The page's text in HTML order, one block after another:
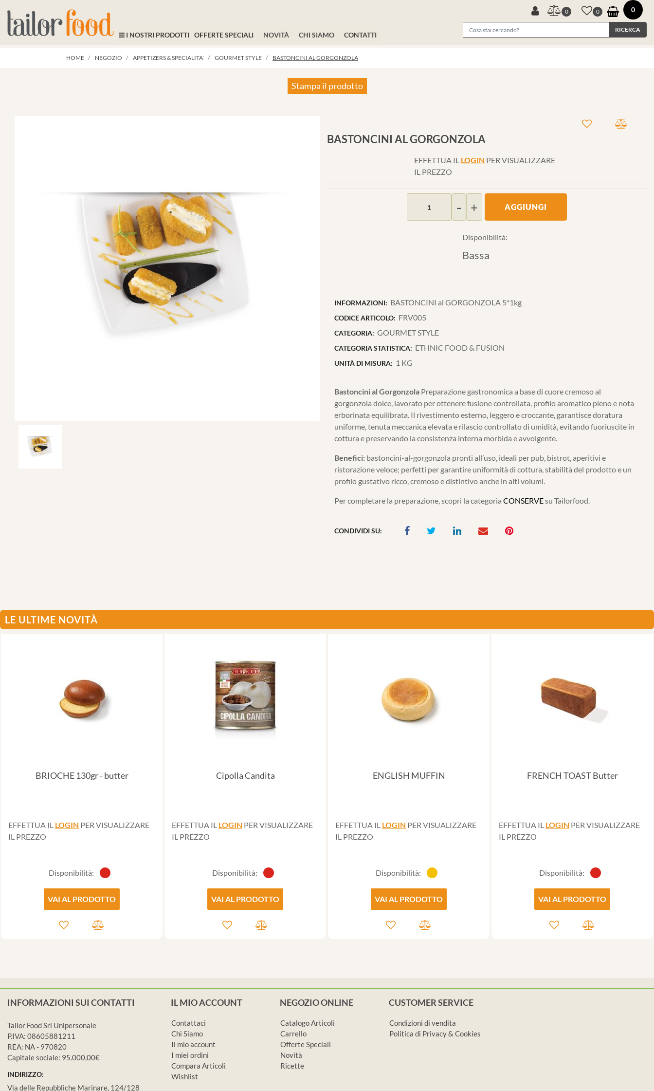
I NOSTRI PRODOTTI OFFERTE SPECIALI NOVITÀ CHI SIAMO CONTATTI
0 0 0
HOME NEGOZIO APPETIZERS & SPECIALITA' GOURMET STYLE BASTONCINI AL GORGONZOLA
Stampa il prodotto
BASTONCINI AL GORGONZOLA
EFFETTUA IL LOGIN PER VISUALIZZARE
IL PREZZO
AGGIUNGI
Disponibilità:
Bassa
INFORMAZIONI: BASTONCINI al GORGONZOLA 5*1kg
CODICE ARTICOLO: FRV005
CATEGORIA: GOURMET STYLE
CATEGORIA STATISTICA: ETHNIC FOOD & FUSION
UNITÀ DI MISURA: 1 KG
Bastoncini al Gorgonzola Preparazione gastronomica a base di cuore cremoso al
gorgonzola dolce, lavorato per ottenere fusione controllata, profilo aromatico pieno e nota
erborinata equilibrata. Il rivestimento esterno, leggero e croccante, garantisce doratura
uniforme, tenuta meccanica elevata e rilascio controllato di umidità, evitando fuoriuscite in
cottura e preservando la consistenza interna morbida e avvolgente.
Benefici: bastoncini-al-gorgonzola pronti all’uso, ideali per pub, bistrot, aperitivi e
ristorazione veloce; perfetti per garantire uniformità di cottura, stabilità del prodotto e un
profilo gustativo ricco, cremoso e distintivo anche in alti volumi.
Per completare la preparazione, scopri la categoria CONSERVEsu Tailorfood.
CONDIVIDI SU:
LE ULTIME NOVITÀ
BRIOCHE 130gr - butter
EFFETTUA IL LOGIN PER VISUALIZZARE
IL PREZZO
Disponibilità:
VAI AL PRODOTTO
Cipolla Candita
EFFETTUA IL LOGIN PER VISUALIZZARE
IL PREZZO
Disponibilità:
VAI AL PRODOTTO
ENGLISH MUFFIN
EFFETTUA IL LOGIN PER VISUALIZZARE
IL PREZZO
Disponibilità:
VAI AL PRODOTTO
FRENCH TOAST Butter
EFFETTUA IL LOGIN PER VISUALIZZARE
IL PREZZO
Disponibilità:
VAI AL PRODOTTO
INFORMAZIONI SUI CONTATTI
Tailor Food Srl Unipersonale
P.IVA: 08605881211
REA: NA - 970820
Capitale sociale: 95.000,00€
INDIRIZZO:
Via delle Repubbliche Marinare, 124/128
IL MIO ACCOUNT
Contattaci
Chi Siamo
Il mio account
I miei ordini
Compara Articoli
Wishlist
NEGOZIO ONLINE
Catalogo Articoli
Carrello
Offerte Speciali
Novità
Ricette
CUSTOMER SERVICE
Condizioni di vendita
Politica di Privacy & Cookies